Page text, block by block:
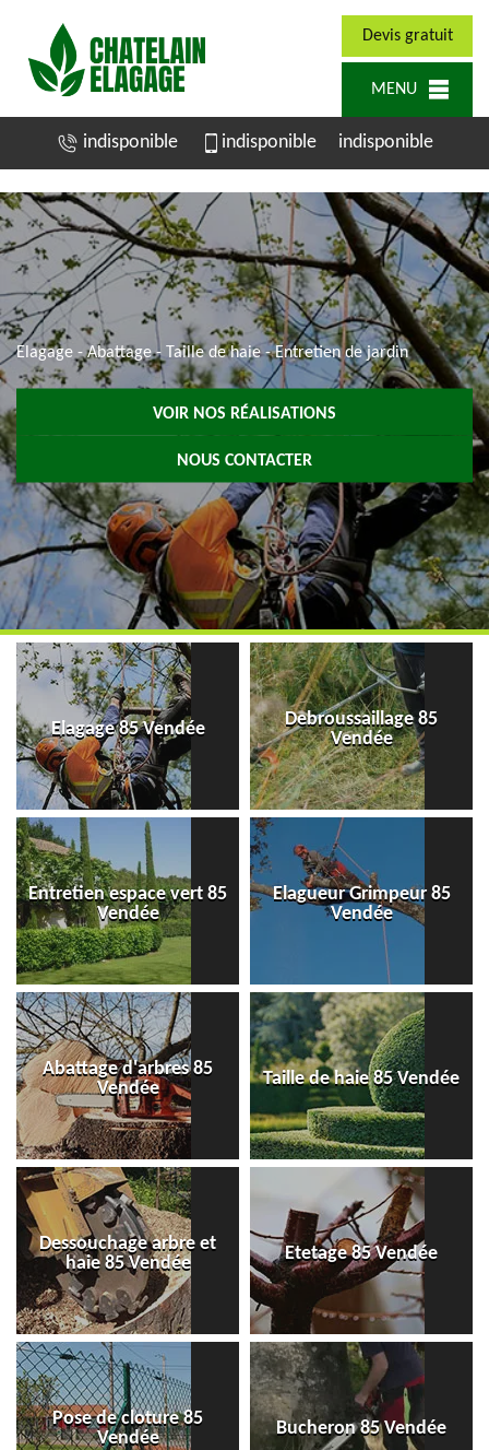
Devis gratuit
MENU
indisponible indisponible indisponible
Elagage - Abattage - Taille de haie - Entretien de jardin
VOIR NOS RÉALISATIONS
NOUS CONTACTER
Elagage 85 Vendée
Debroussaillage 85
Vendée
Entretien espace vert 85
Vendée
Elagueur Grimpeur 85
Vendée
Abattage d'arbres 85
Vendée
Taille de haie 85 Vendée
Dessouchage arbre et
haie 85 Vendée
Etetage 85 Vendée
Pose de cloture 85
Vendée
Bucheron 85 Vendée